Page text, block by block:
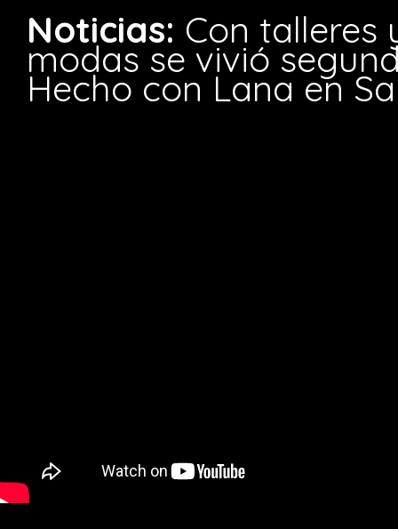
Noticias: Con talleres
modas se vivió
Hecho con Lana en